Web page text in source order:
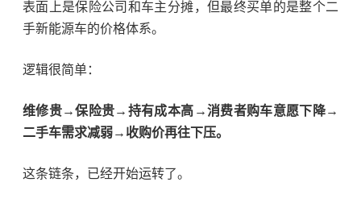
表面上是保险公司和车主分摊，但最终买单的是整个二
手新能源车的价格体系。
逻辑很简单：
维修贵→保险贵→持有成本高→消费者购车意愿下降→
二手车需求减弱→收购价再往下压。
这条链条，已经开始运转了。